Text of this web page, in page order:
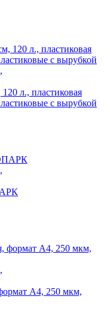
л., пластиковая
с вырубкой
А4, 250 мкм,